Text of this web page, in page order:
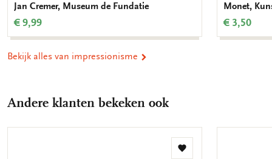
Jan Cremer, Museum de Fundatie
€ 9,99
Monet,
€ 3,50
Bekijk alles van impressionisme
Andere klanten bekeken ook
Toevoegen